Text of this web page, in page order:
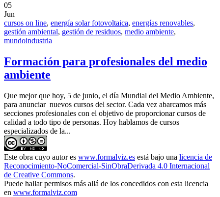
05
Jun
cursos on line, energía solar fotovoltaica, energías renovables,
gestión ambiental, gestión de residuos, medio ambiente,
mundoindustria
Formación para profesionales del medio
ambiente
Que mejor que hoy, 5 de junio, el día Mundial del Medio Ambiente,
para anunciar nuevos cursos del sector. Cada vez abarcamos más
secciones profesionales con el objetivo de proporcionar cursos de
calidad a todo tipo de personas. Hoy hablamos de cursos
especializados de la...
Este obra cuyo autor es www.formalviz.es está bajo una licencia de
Reconocimiento-NoComercial-SinObraDerivada 4.0 Internacional
de Creative Commons.
Puede hallar permisos más allá de los concedidos con esta licencia
en www.formalviz.com